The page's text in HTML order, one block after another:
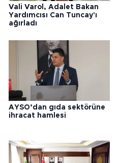
Vali Varol, Adalet Bakan
Yardımcısı Can Tuncay'ı
ağırladı
AYSO’dan gıda sektörüne
ihracat hamlesi